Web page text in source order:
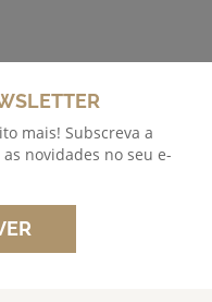
mais! Subscreva a
novidades no seu e-